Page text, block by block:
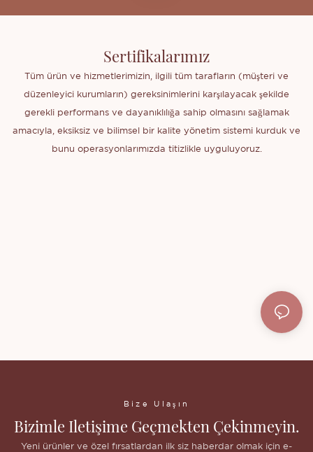
Sertifikalarımız
Tüm ürün ve hizmetlerimizin, ilgili tüm tarafların (müşteri ve
düzenleyici kurumların) gereksinimlerini karşılayacak şekilde
gerekli performans ve dayanıklılığa sahip olmasını sağlamak
amacıyla, eksiksiz ve bilimsel bir kalite yönetim sistemi kurduk ve
bunu operasyonlarımızda titizlikle uyguluyoruz.
Bize Ulaşın
Bizimle Iletişime Geçmekten Çekinmeyin.
Yeni ürünler ve özel fırsatlardan ilk siz haberdar olmak için e-